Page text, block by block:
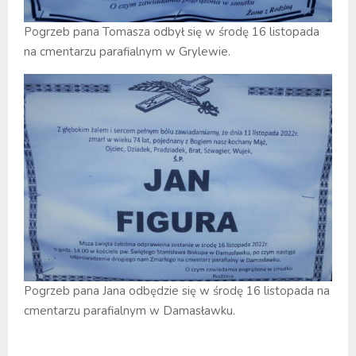
Pogrzeb pana Tomasza odbył się w środę 16 listopada
na cmentarzu parafialnym w Grylewie.
Pogrzeb pana Jana odbędzie się w środę 16 listopada na
cmentarzu parafialnym w Damasławku.